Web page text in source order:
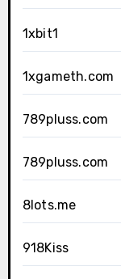
1xbit1
1xgameth.com
789pluss.com
789pluss.com
8lots.me
918Kiss